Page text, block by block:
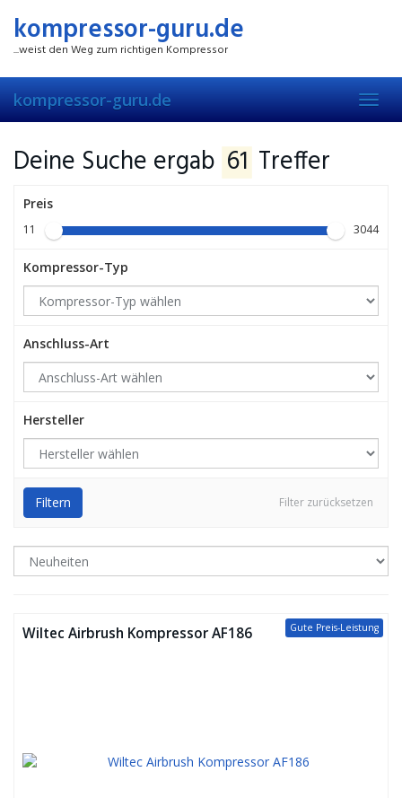
mainkompressor-guru.de
...weist den Weg zum richtigen Kompressor
kompressor-guru.de
Deine Suche ergab 61 Treffer
Preis
11 3044
Kompressor-Typ
Anschluss-Art
Hersteller
Filter zurücksetzen
Filtern
Gute Preis-Leistung
Wiltec Airbrush Kompressor AF186